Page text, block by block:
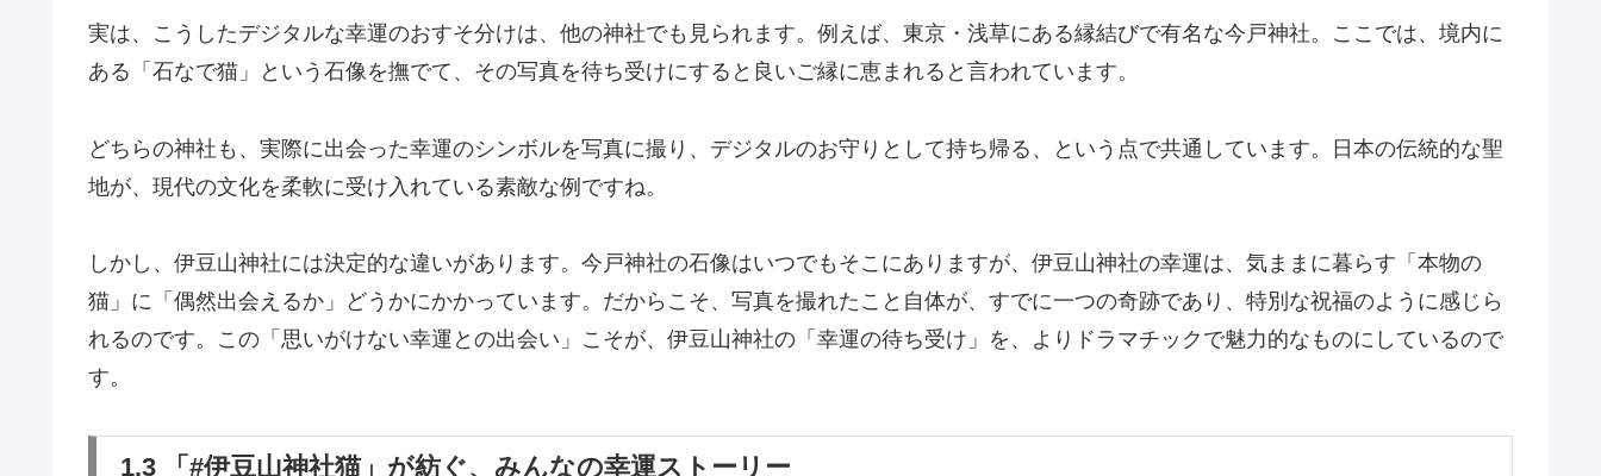
実は、こうしたデジタルな幸運のおすそ分けは、他の神社でも見られます。例えば、東京・浅草にある縁結びで有名な今戸神社。ここでは、境内に
ある「石なで猫」という石像を撫でて、その写真を待ち受けにすると良いご縁に恵まれると言われています。
どちらの神社も、実際に出会った幸運のシンボルを写真に撮り、デジタルのお守りとして持ち帰る、という点で共通しています。日本の伝統的な聖
地が、現代の文化を柔軟に受け入れている素敵な例ですね。
しかし、伊豆山神社には決定的な違いがあります。今戸神社の石像はいつでもそこにありますが、伊豆山神社の幸運は、気ままに暮らす「本物の
猫」に「偶然出会えるか」どうかにかかっています。だからこそ、写真を撮れたこと自体が、すでに一つの奇跡であり、特別な祝福のように感じら
れるのです。この「思いがけない幸運との出会い」こそが、伊豆山神社の「幸運の待ち受け」を、よりドラマチックで魅力的なものにしているので
す。
1.3 「#伊豆山神社猫」が紡ぐ、みんなの幸運ストーリー